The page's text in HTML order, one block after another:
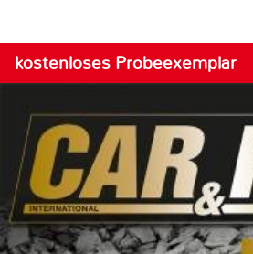
kostenloses Probeexemplar